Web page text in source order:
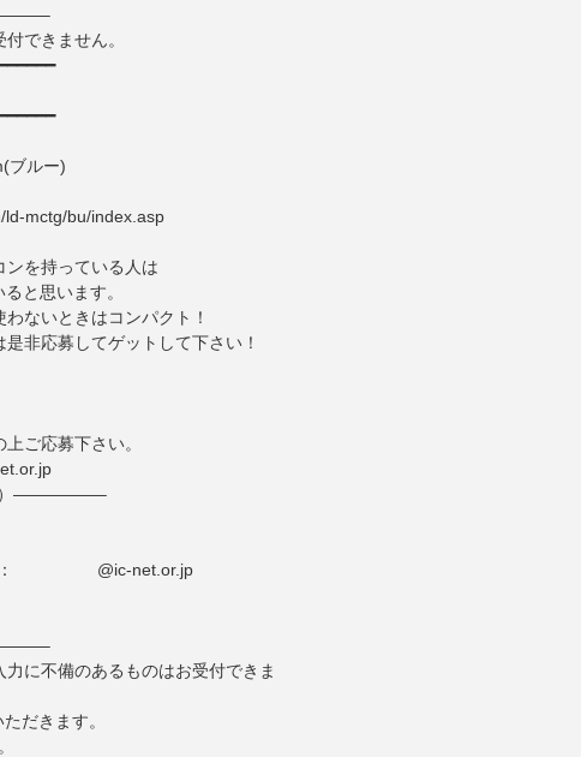
できません。
ブルー)
ld-mctg/bu/index.asp
ンを持っている人は
と思います。
ないときはコンパクト！
非応募してゲットして下さい！
ご応募下さい。
）—————–
レス： @ic-net.or.jp
に不備のあるものはお受付できま
だきます。